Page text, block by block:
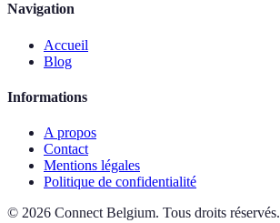
Navigation
Accueil
Blog
Informations
A propos
Contact
Mentions légales
Politique de confidentialité
© 2026 Connect Belgium. Tous droits réservés.